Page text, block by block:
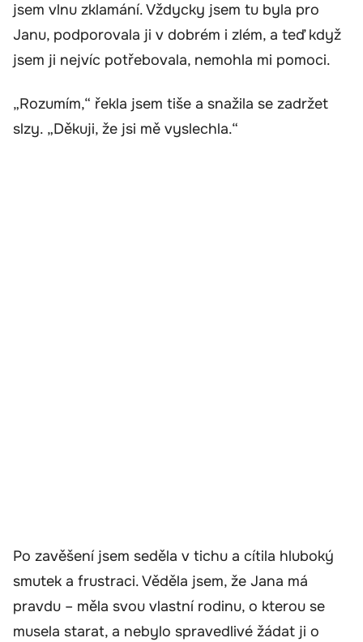
jsem vlnu zklamání. Vždycky jsem tu byla pro
Janu, podporovala ji v dobrém i zlém, a teď když
jsem ji nejvíc potřebovala, nemohla mi pomoci.
„Rozumím,“ řekla jsem tiše a snažila se zadržet
slzy. „Děkuji, že jsi mě vyslechla.“
Po zavěšení jsem seděla v tichu a cítila hluboký
smutek a frustraci. Věděla jsem, že Jana má
pravdu – měla svou vlastní rodinu, o kterou se
musela starat, a nebylo spravedlivé žádat ji o